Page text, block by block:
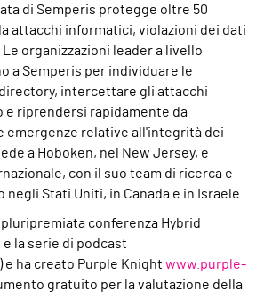
di Semperis protegge oltre 50
attacchi informatici, violazioni dei dati
organizzazioni leader a livello
a Semperis per individuare le
intercettare gli attacchi
e riprendersi rapidamente da
emergenze relative all'integrità dei
a Hoboken, nel New Jersey, e
con il suo team di ricerca e
Stati Uniti, in Canada e in Israele.
conferenza Hybrid
la serie di podcast
) e ha creato Purple Knight www.purple-
gratuito per la valutazione della